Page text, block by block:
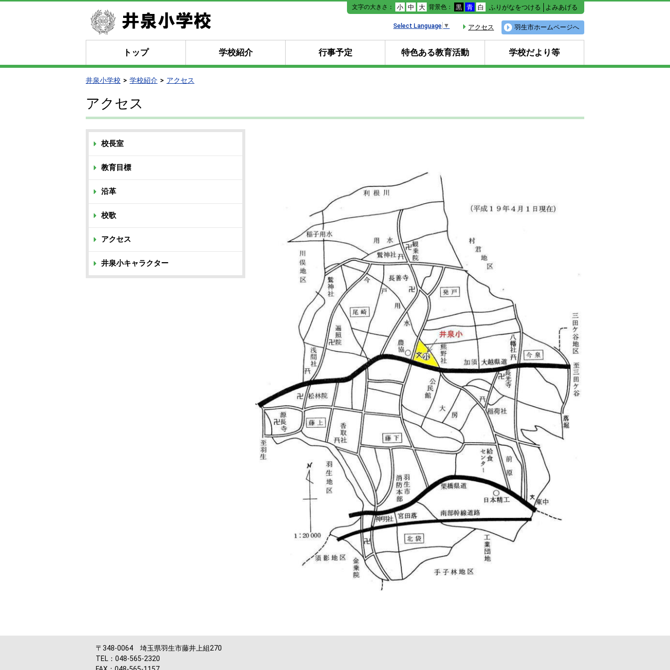
本
文
文字の大きさ： 小 中 大 背景色： 黒 青 白 ふりがなをつける よみあげる
羽生市ホームページへ
アクセス
Select Language ▼
トップ 学校紹介 行事予定 特色ある教育活動 学校だより等
井泉小学校 学校紹介 アクセス
アクセス
校長室
教育目標
沿革
校歌
アクセス
井泉小キャラクター
〒348-0064 埼玉県羽生市藤井上組270
TEL：048-565-2320